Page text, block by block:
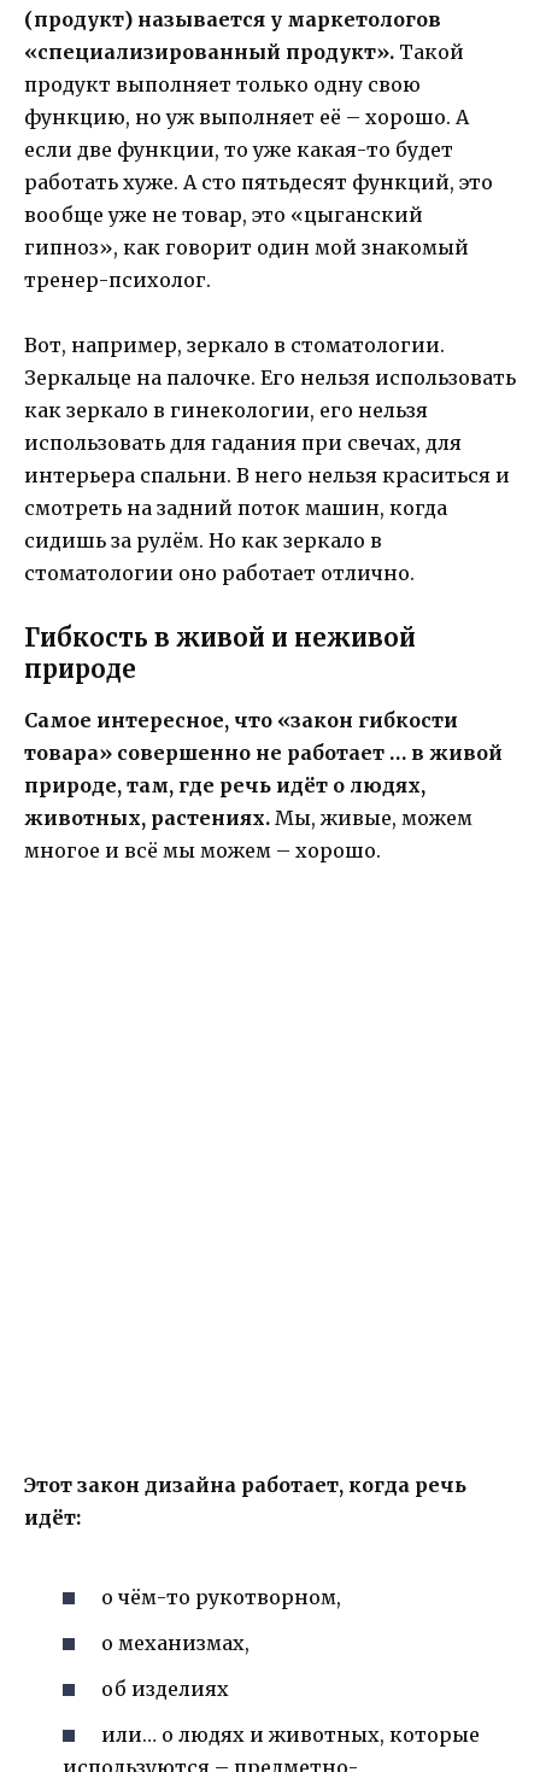
(продукт) называется у маркетологов
«специализированный продукт». Такой
продукт выполняет только одну свою
функцию, но уж выполняет её – хорошо. А
если две функции, то уже какая-то будет
работать хуже. А сто пятьдесят функций, это
вообще уже не товар, это «цыганский
гипноз», как говорит один мой знакомый
тренер-психолог.
Вот, например, зеркало в стоматологии.
Зеркальце на палочке. Его нельзя использовать
как зеркало в гинекологии, его нельзя
использовать для гадания при свечах, для
интерьера спальни. В него нельзя краситься и
смотреть на задний поток машин, когда
сидишь за рулём. Но как зеркало в
стоматологии оно работает отлично.
Гибкость в живой и неживой
природе
Самое интересное, что «закон гибкости
товара» совершенно не работает … в живой
природе, там, где речь идёт о людях,
животных, растениях. Мы, живые, можем
многое и всё мы можем – хорошо.
Этот закон дизайна работает, когда речь
идёт:
о чём-то рукотворном,
о механизмах,
об изделиях
или… о людях и животных, которые